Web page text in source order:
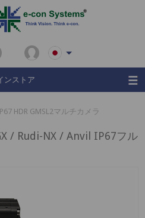
ンストア
HDR GMSL2マルチカメラ
/ Rudi-NX / Anvil IP67フル